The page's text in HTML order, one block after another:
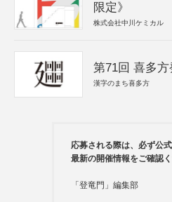
限定》
株式会社中川ケミカル
第71回 喜多
漢字のまち喜多方
応募される際は、必ず公
最新の開催情報をご確認く
「登竜門」編集部